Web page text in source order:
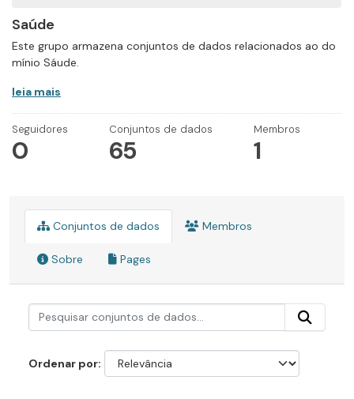
Saúde
Este grupo armazena conjuntos de dados relacionados ao do
mínio Sáude.
leia mais
Seguidores
0
Conjuntos de dados
65
Membros
1
Conjuntos de dados Membros
Sobre Pages
Ordenar por